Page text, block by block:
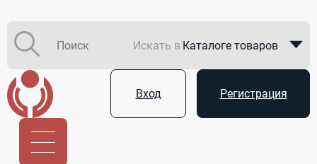
Искать в Каталоге товаров
Вход Регистрация